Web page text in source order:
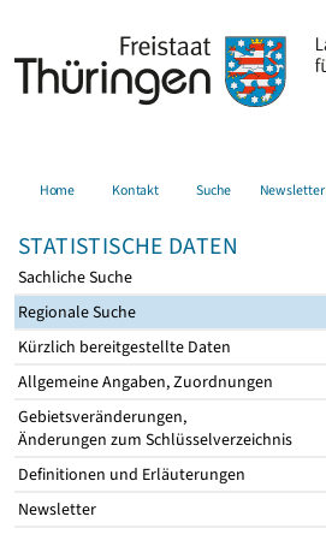
Home Kontakt Suche Newsletter
STATISTISCHE DATEN
Sachliche Suche
Regionale Suche
Kürzlich bereitgestellte Daten
Allgemeine Angaben, Zuordnungen
Gebietsveränderungen,
Änderungen zum Schlüsselverzeichnis
Definitionen und Erläuterungen
Newsletter